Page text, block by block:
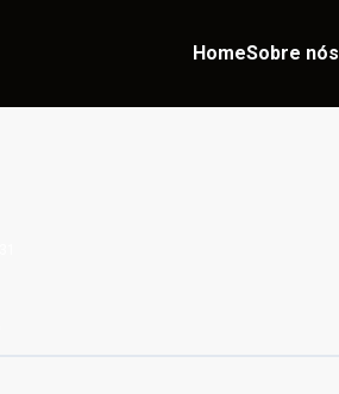
HomeSobre nós